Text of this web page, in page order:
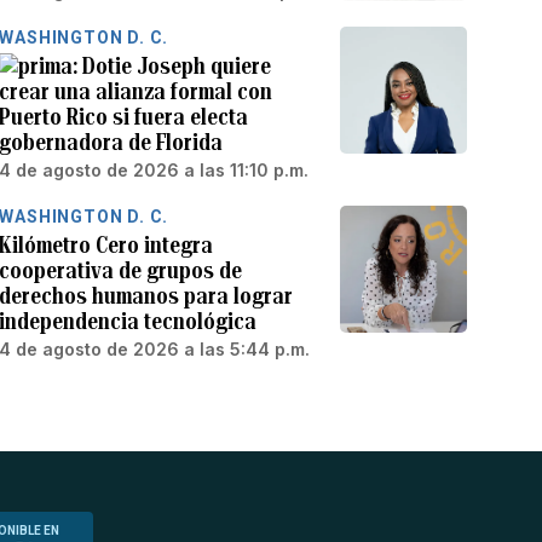
WASHINGTON D. C.
Dotie Joseph quiere
crear una alianza formal con
Puerto Rico si fuera electa
gobernadora de Florida
4 de agosto de 2026 a las 11:10 p.m.
WASHINGTON D. C.
Kilómetro Cero integra
cooperativa de grupos de
derechos humanos para lograr
independencia tecnológica
4 de agosto de 2026 a las 5:44 p.m.
EN